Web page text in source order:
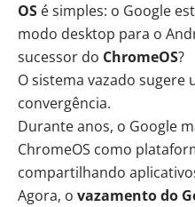
OS é simples: o Google
modo desktop para o
sucessor do ChromeOS?
O sistema vazado sugere
convergência.
Durante anos, o Google
ChromeOS como
compartilhando
Agora, o vazamento do